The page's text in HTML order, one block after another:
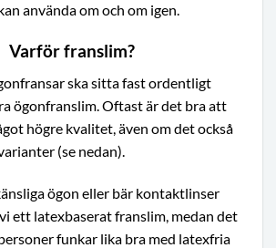
använda om och om igen.
Varför franslim?
ska sitta fast ordentligt
ögonfranslim. Oftast är det bra att
högre kvalitet, även om det också
(se nedan).
ögon eller bär kontaktlinser
ett latexbaserat franslim, medan det
funkar lika bra med latexfria